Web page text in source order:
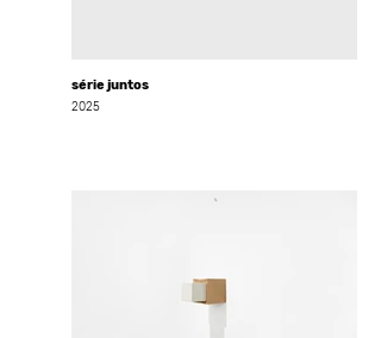
série juntos
2025